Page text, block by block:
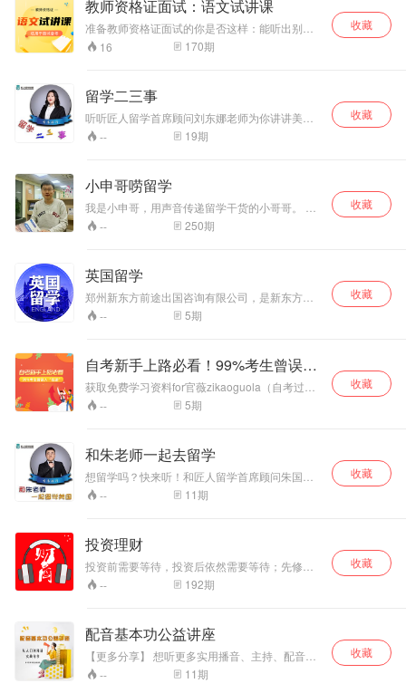
教师资格证面试：语文试讲课
准备教师资格证面试的你是否这样：能听出别人
试讲课的亮点和不足，自己一上场就大脑空白、
口不择言；模拟练习的时候条理清晰，一进面试
的整体把握，本专辑一共分为理论、练习、点评
三部分，资深讲师教你把握课本特色和讲课方
法，实时点评示范帮你快速发现资深试讲的问
题，手把手教你讲一堂出彩的课~ 关注“一起考教
师”微信公众号，回复“1717”还可领取结构化高频
16 170期
收藏
留学二三事
听听匠人留学首席顾问刘东娜老师为你讲讲美国
的二三事
-- 19期
收藏
小申哥唠留学
我是小申哥，用声音传递留学干货的小哥哥。 我
的专栏《小申哥叨留学》，每周一、三、五晚上
10点会准时和你见面。 喜欢我的就给我打电话！
-- 250期
收藏
英国留学
郑州新东方前途出国咨询有限公司，是新东方旗
下专属从事出国留学服务的专职机构 。业务范围
涵盖考试指导、留学规划、背景提升、学校申
让学生轻松 享受留学“一站式”服务。特别提供美
国留学，英国留学，澳洲留学，加拿大留学，欧
洲留学，亚洲留学等专业的国际教育服务，立志
帮助每一位梦想出国的学生实现梦想，圆梦海
外。 官方咨询电话 0371-88886987
-- 5期
收藏
自考新手上路必看！99%考生曾误入
歧途
获取免费学习资料for官薇zikaoguola（自考过啦
全拼）
-- 5期
收藏
和朱老师一起去留学
想留学吗？快来听！和匠人留学首席顾问朱国相
老师一起留学美国
-- 11期
收藏
投资理财
投资前需要等待，投资后依然需要等待；先修你
的术、再修道，用通俗易懂的语言让你懂投资理
财！
-- 192期
收藏
配音基本功公益讲座
【更多分享】 想听更多实用播音、主持、配音专
业干货知识可搜索关注公众号“梦涛之声语言艺术”
【课程简介】 本讲座中，我们老师将10年配音生
-- 11期
收藏